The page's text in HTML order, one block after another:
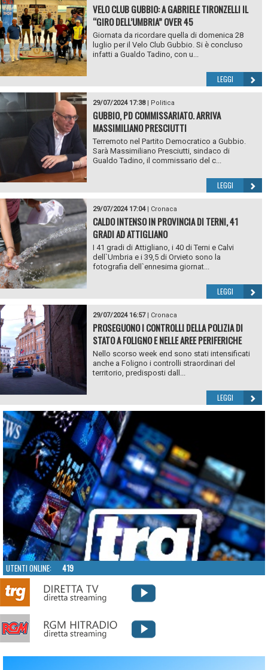
VELO CLUB GUBBIO: A GABRIELE TIRONZELLI IL
“GIRO DELL’UMBRIA” OVER 45
Giornata da ricordare quella di domenica 28
luglio per il Velo Club Gubbio. Si è concluso
infatti a Gualdo Tadino, con u...
LEGGI
29/07/2024 17:38| Politica
GUBBIO, PD COMMISSARIATO. ARRIVA
MASSIMILIANO PRESCIUTTI
Terremoto nel Partito Democratico a Gubbio.
Sarà Massimiliano Presciutti, sindaco di
Gualdo Tadino, il commissario del c...
LEGGI
29/07/2024 17:04| Cronaca
CALDO INTENSO IN PROVINCIA DI TERNI, 41
GRADI AD ATTIGLIANO
I 41 gradi di Attigliano, i 40 di Terni e Calvi
dell`Umbria e i 39,5 di Orvieto sono la
fotografia dell`ennesima giornat...
LEGGI
29/07/2024 16:57| Cronaca
PROSEGUONO I CONTROLLI DELLA POLIZIA DI
STATO A FOLIGNO E NELLE AREE PERIFERICHE
Nello scorso week end sono stati intensificati
anche a Foligno i controlli straordinari del
territorio, predisposti dall...
LEGGI
UTENTI ONLINE: 419